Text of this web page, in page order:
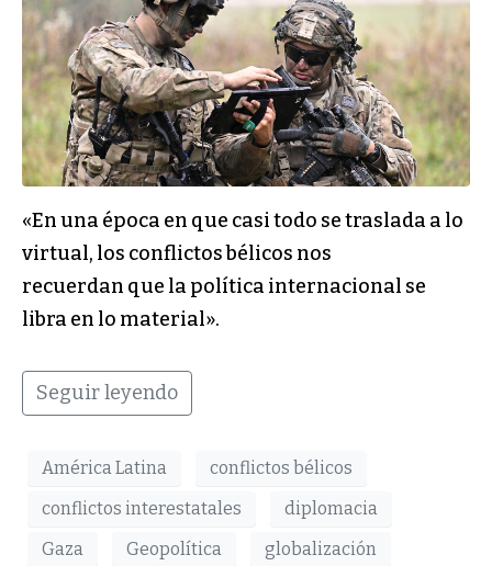
«En una época en que casi todo se traslada a lo
virtual, los conflictos bélicos nos
recuerdan que la política internacional se
libra en lo material».
Seguir leyendo
América Latina
conflictos bélicos
conflictos interestatales
diplomacia
Gaza
Geopolítica
globalización